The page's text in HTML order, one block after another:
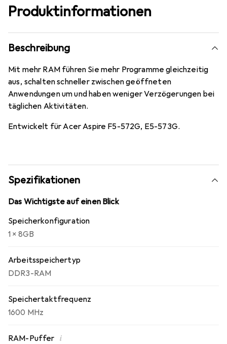
Produktinformationen
Beschreibung
Mit mehr RAM führen Sie mehr Programme gleichzeitig
aus, schalten schneller zwischen geöffneten
Anwendungen um und haben weniger Verzögerungen bei
täglichen Aktivitäten.
Entwickelt für Acer Aspire F5-572G, E5-573G.
Spezifikationen
Das Wichtigste auf einen Blick
Speicherkonfiguration
1 x 8GB
Arbeitsspeichertyp
DDR3-RAM
Speichertaktfrequenz
1600 MHz
RAM-Puffer i